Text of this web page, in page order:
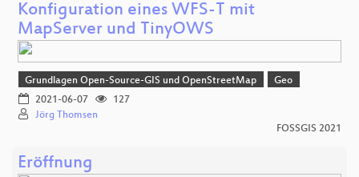
Konfiguration eines WFS-T mit
MapServer und TinyOWS
Grundlagen Open-Source-GIS und OpenStreetMap
Geo
2021-06-07
127
Jörg Thomsen
FOSSGIS 2021
Eröffnung